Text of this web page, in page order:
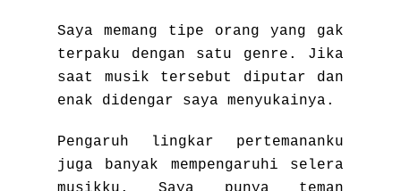
Saya memang tipe orang yang gak
terpaku dengan satu genre. Jika
saat musik tersebut diputar dan
enak didengar saya menyukainya.
Pengaruh lingkar pertemananku
juga banyak mempengaruhi selera